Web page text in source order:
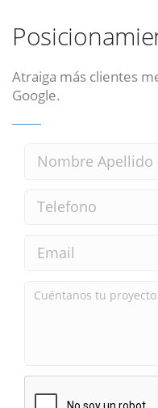
Atraiga más clientes
Google.